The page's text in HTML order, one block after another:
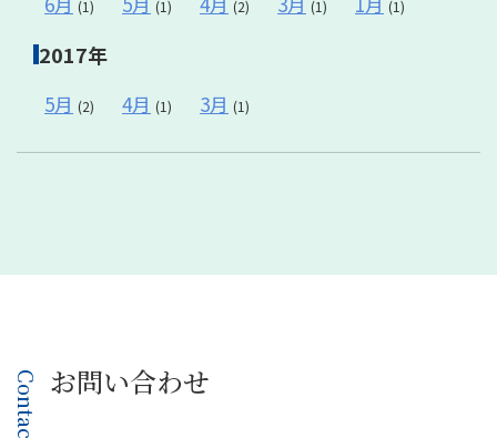
(1) (1) (2) (1) (1)
2017年
5月 (2) 4月 (1) 3月 (1)
お問い合わせ
Contact